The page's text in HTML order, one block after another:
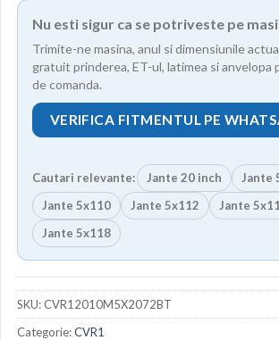
Nu esti sigur ca se potriveste pe
Trimite-ne masina, anul si dimensiunile
gratuit prinderea, ET-ul, latimea si
de comanda.
VERIFICA FITMENTUL PE
Cautari relevante: Jante 20 inch
Jante
Jante 5x110
Jante 5x112
Jante
Jante 5x118
SKU:CVR12010M5X2072BT
Categorie:CVR1